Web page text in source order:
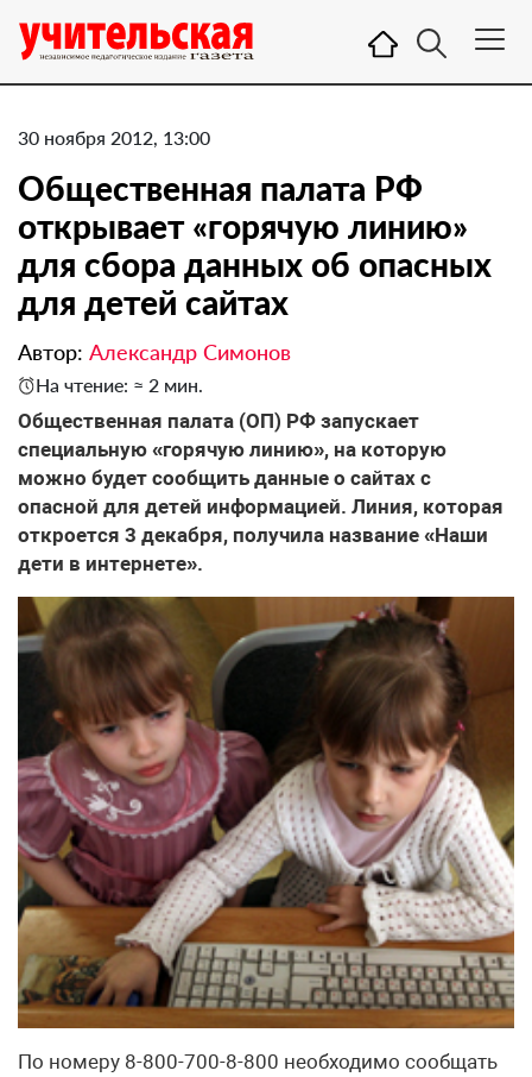
30 ноября 2012, 13:00
Общественная палата РФ
открывает «горячую линию»
для сбора данных об опасных
для детей сайтах
Автор: Aлександр Симонов
На чтение: ≈ 2 мин.
Общественная палата (ОП) РФ запускает
специальную «горячую линию», на которую
можно будет сообщить данные о сайтах с
опасной для детей информацией. Линия, которая
откроется 3 декабря, получила название «Наши
дети в интернете».
По номеру 8-800-700-8-800 необходимо сообщать